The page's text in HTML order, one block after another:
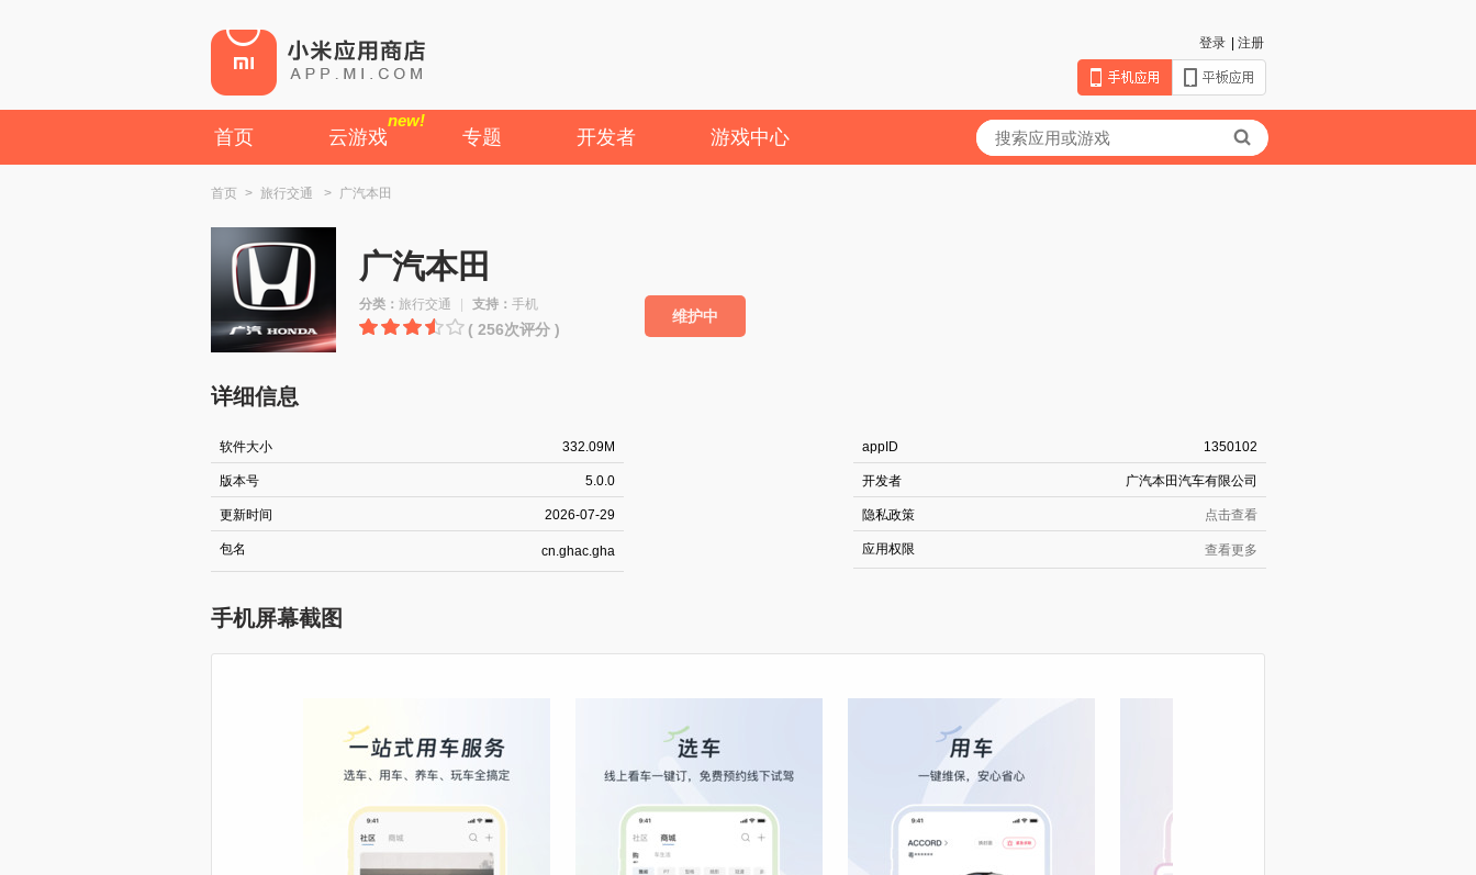
注册
登录
首页 云游戏
new!
专题 开发者 游戏中心
首页 > 旅行交通 > 广汽本田
广汽本田
分类： 旅行交通 支持： 手机
( 256次评分 )
维护中
详细信息
软件大小 332.09M appID 1350102
版本号 5.0.0 开发者 广汽本田汽车有限公司
更新时间 2026-07-29 隐私政策 点击查看
包名 cn.ghac.gha 应用权限 查看更多
手机屏幕截图